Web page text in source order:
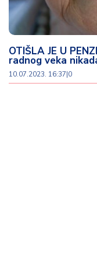
OTIŠLA JE U
radnog veka
10.07.2023. 16:37|0